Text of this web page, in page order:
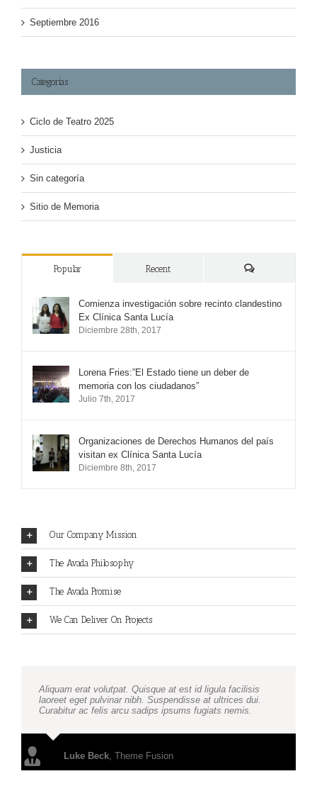
Septiembre 2016
Categorías
Ciclo de Teatro 2025
Justicia
Sin categoría
Sitio de Memoria
Popular Recent
Comienza investigación sobre recinto clandestino
Ex Clínica Santa Lucía
Diciembre 28th, 2017
Lorena Fries:”El Estado tiene un deber de
memoria con los ciudadanos”
Julio 7th, 2017
Organizaciones de Derechos Humanos del país
visitan ex Clínica Santa Lucía
Diciembre 8th, 2017
Our Company Mission
The Avada Philosophy
The Avada Promise
We Can Deliver On Projects
Aliquam erat volutpat. Quisque at est id ligula facilisis
laoreet eget pulvinar nibh. Suspendisse at ultrices dui.
Curabitur ac felis arcu sadips ipsums fugiats nemis.
Luke Beck Theme Fusion